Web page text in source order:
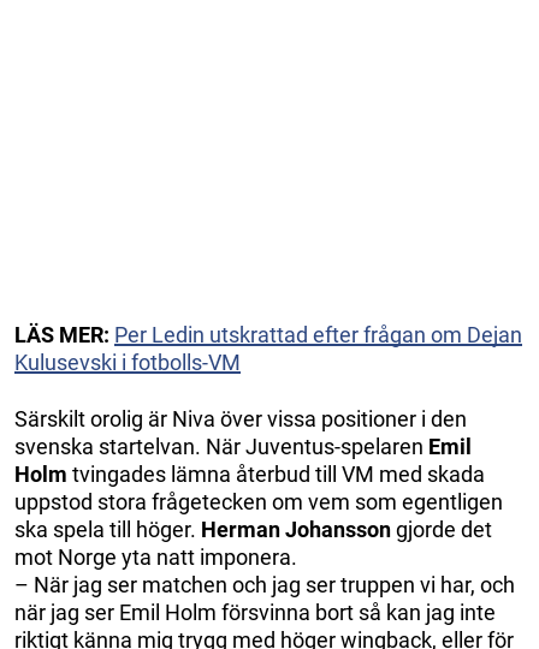
LÄS MER: Per Ledin utskrattad efter frågan om Dejan
Kulusevski i fotbolls-VM
Särskilt orolig är Niva över vissa positioner i den
svenska startelvan. När Juventus-spelaren Emil
Holm tvingades lämna återbud till VM med skada
uppstod stora frågetecken om vem som egentligen
ska spela till höger. Herman Johanssongjorde det
mot Norge yta natt imponera.
– När jag ser matchen och jag ser truppen vi har, och
när jag ser Emil Holm försvinna bort så kan jag inte
riktigt känna mig trygg med höger wingback, eller för